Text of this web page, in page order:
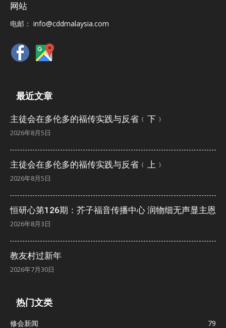
网站
电邮： info@cddmalaysia.com
最近文章
主徒会在多伦多的福传实践与反省﹙下﹚
2026年8月5日
主徒会在多伦多的福传实践与反省﹙上﹚
2026年8月5日
恒研心第126期：芥子福音传播中心 润物细无声显主恩
2026年8月3日
教友村过新年
2026年7月30日
热门文类
修会新闻 79